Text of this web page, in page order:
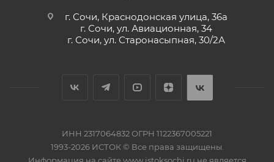
г. Сочи, Краснодонская улица, 36а
г. Сочи, ул. Авиационная, 34
г. Сочи, ул. Старонасыпная, 30/2А
ИНН 2317064832 ОГРН 1122367005221
1993-2026 ИСТОК © Все права защищены.